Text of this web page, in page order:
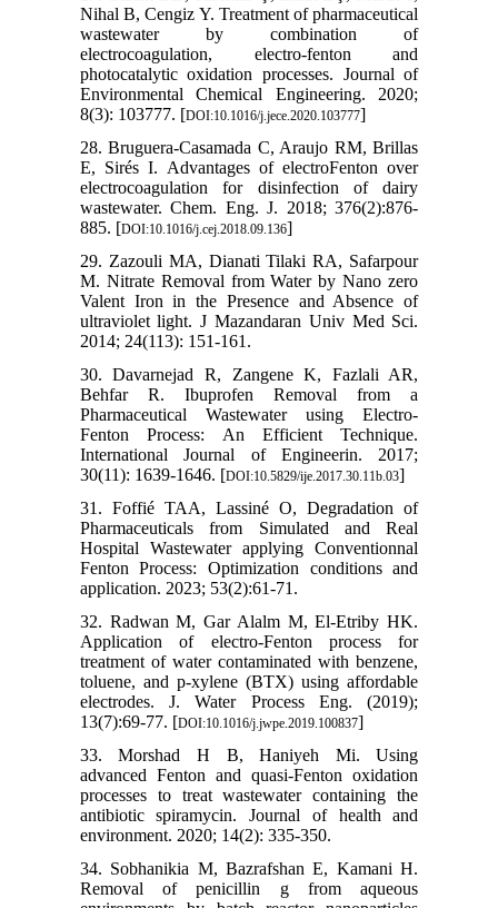
Nihal B, Cengiz Y. Treatment of pharmaceutical
wastewater by combination of
electrocoagulation, electro-fenton and
photocatalytic oxidation processes. Journal of
Environmental Chemical Engineering. 2020;
8(3): 103777. [DOI:10.1016/j.jece.2020.103777]
28. Bruguera-Casamada C, Araujo RM, Brillas
E, Sirés I. Advantages of electroFenton over
electrocoagulation for disinfection of dairy
wastewater. Chem. Eng. J. 2018; 376(2):876-
885. [DOI:10.1016/j.cej.2018.09.136]
29. Zazouli MA, Dianati Tilaki RA, Safarpour
M. Nitrate Removal from Water by Nano zero
Valent Iron in the Presence and Absence of
ultraviolet light. J Mazandaran Univ Med Sci.
2014; 24(113): 151-161.
30. Davarnejad R, Zangene K, Fazlali AR,
Behfar R. Ibuprofen Removal from a
Pharmaceutical Wastewater using Electro-
Fenton Process: An Efficient Technique.
International Journal of Engineerin. 2017;
30(11): 1639-1646. [DOI:10.5829/ije.2017.30.11b.03]
31. Foffié TAA, Lassiné O, Degradation of
Pharmaceuticals from Simulated and Real
Hospital Wastewater applying Conventionnal
Fenton Process: Optimization conditions and
application. 2023; 53(2):61-71.
32. Radwan M, Gar Alalm M, El-Etriby HK.
Application of electro-Fenton process for
treatment of water contaminated with benzene,
toluene, and p-xylene (BTX) using affordable
electrodes. J. Water Process Eng. (2019);
13(7):69-77. [DOI:10.1016/j.jwpe.2019.100837]
33. Morshad H B, Haniyeh Mi. Using
advanced Fenton and quasi-Fenton oxidation
processes to treat wastewater containing the
antibiotic spiramycin. Journal of health and
environment. 2020; 14(2): 335-350.
34. Sobhanikia M, Bazrafshan E, Kamani H.
Removal of penicillin g from aqueous